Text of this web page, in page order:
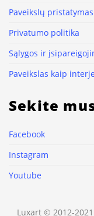
Paveikslų
Privatumo politika
Sąlygos ir
Paveikslas kaip
Sekite
Facebook
Instagram
Youtube
Luxart © 2012-